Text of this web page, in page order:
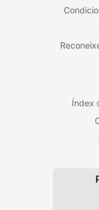
Índex